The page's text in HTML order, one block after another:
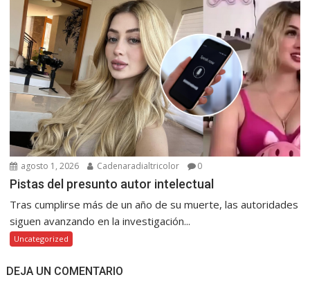
agosto 1, 2026 Cadenaradialtricolor 0
Pistas del presunto autor intelectual
Tras cumplirse más de un año de su muerte, las autoridades
siguen avanzando en la investigación...
Uncategorized
DEJA UN COMENTARIO